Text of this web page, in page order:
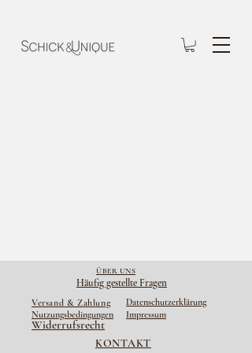
ÜBER UNS
Häufig gestellte Fragen
Versand & Zahlung
Datenschutzerklärung
Impressum
Nutzungsbedingungen
Widerrufsrecht
KONTAKT